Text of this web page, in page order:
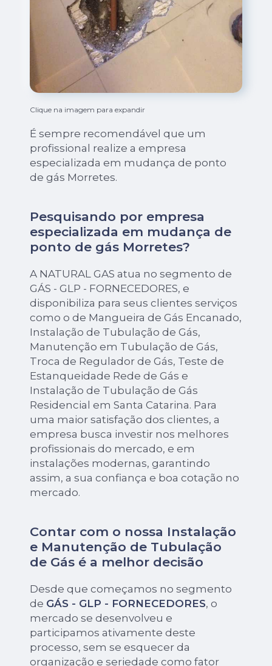
Clique na imagem para expandir
É sempre recomendável que um
profissional realize a empresa
especializada em mudança de ponto
de gás Morretes.
Pesquisando por empresa
especializada em mudança de
ponto de gás Morretes?
A NATURAL GAS atua no segmento de
GÁS - GLP - FORNECEDORES, e
disponibiliza para seus clientes serviços
como o de Mangueira de Gás Encanado,
Instalação de Tubulação de Gás,
Manutenção em Tubulação de Gás,
Troca de Regulador de Gás, Teste de
Estanqueidade Rede de Gás e
Instalação de Tubulação de Gás
Residencial em Santa Catarina. Para
uma maior satisfação dos clientes, a
empresa busca investir nos melhores
profissionais do mercado, e em
instalações modernas, garantindo
assim, a sua confiança e boa cotação no
mercado.
Contar com o nossa Instalação
e Manutenção de Tubulação
de Gás é a melhor decisão
Desde que começamos no segmento
de GÁS - GLP - FORNECEDORES, o
mercado se desenvolveu e
participamos ativamente deste
processo, sem se esquecer da
organização e seriedade como fator